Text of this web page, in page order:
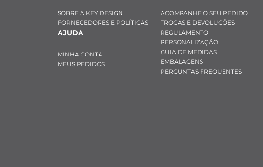
SOBRE A KEY DESIGN
FORNECEDORES E POLÍTICAS
AJUDA
MINHA CONTA
MEUS PEDIDOS
ACOMPANHE O SEU PEDIDO
TROCAS E DEVOLUÇÕES
REGULAMENTO
PERSONALIZAÇÃO
GUIA DE MEDIDAS
EMBALAGENS
PERGUNTAS FREQUENTES